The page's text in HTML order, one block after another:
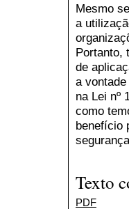
Mesmo
a
Portanto,
de
a
na Lei nº
como
benefício
Texto
PDF